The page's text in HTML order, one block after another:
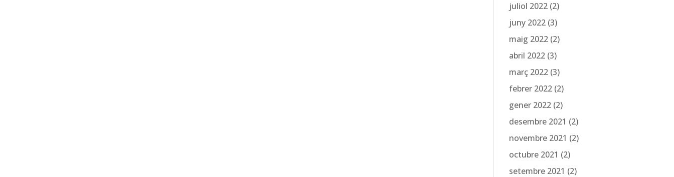
juliol 2022 (2)
juny 2022 (3)
maig 2022 (2)
abril 2022 (3)
març 2022 (3)
febrer 2022 (2)
gener 2022 (2)
desembre 2021 (2)
novembre 2021 (2)
octubre 2021 (2)
setembre 2021 (2)